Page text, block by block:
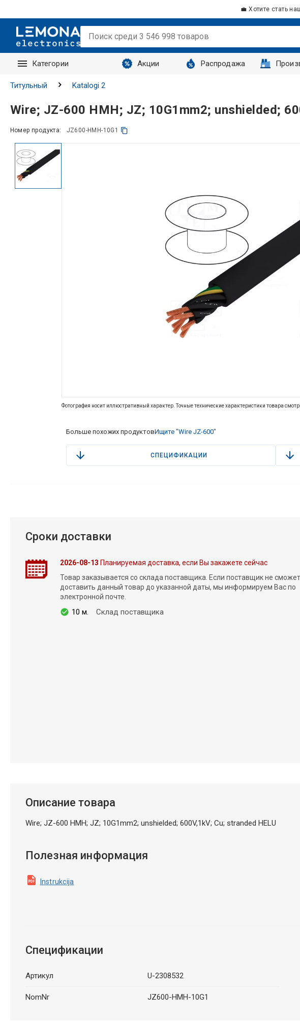
💼 Хотите стать
Категории Акции Распродажа
Запросы
Титульный Katalogi 2
Wire; JZ-600 HMH; JZ; 10G1mm2; unshielded;
Номер продукта: JZ600-HMH-10G1
Фотография носит иллюстративный характер. Точные технические характеристики товара
Больше похожих продуктовИщите "Wire JZ-600"
СПЕЦИФИКАЦИИ
Сроки доставки
2026-08-13 Планируемая доставка, если Вы закажете сейчас
Товар заказывается со склада поставщика. Если поставщик не сможет
доставить данный товар до указанной даты, мы информируем Вас по
электронной почте.
10 м. Склад поставщика
Описание товара
Wire; JZ-600 HMH; JZ; 10G1mm2; unshielded; 600V,1kV; Cu; stranded HELU
Полезная информация
Instrukcija
Спецификации
Артикул U-2308532
NomNr JZ600-HMH-10G1